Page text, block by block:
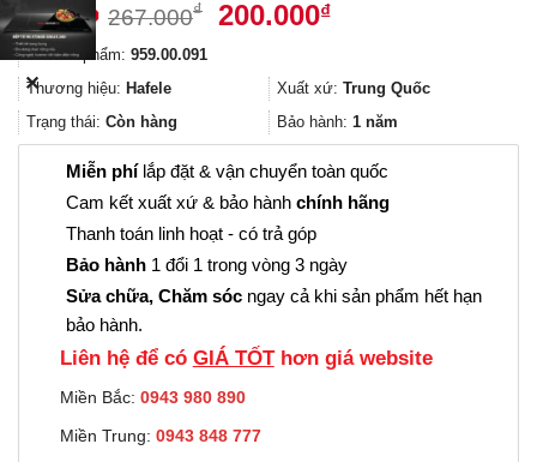
267.000₫
Giá
267.000₫.
200.000₫Giá
là:
200.000₫.
Mã sản phẩm: 959.00.091
Thương hiệu: Hafele Xuất xứ: Trung Quốc
Trạng thái: Còn hàng Bảo hành: 1 năm
Miễn phílắp đặt & vận chuyển toàn quốc
Cam kết xuất xứ & bảo hành chính hãng
Thanh toán linh hoạt - có trả góp
Bảo hành 1 đổi 1 trong vòng 3 ngày
Sửa chữa, Chăm sóc ngay cả khi sản phẩm hết hạn
bảo hành.
Liên hệ để có GIÁ TỐThơn giá website
Miền Bắc: 0943 980 890
Miền Trung: 0943 848 777
✕